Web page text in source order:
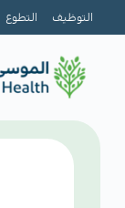
التوظيف التطوع